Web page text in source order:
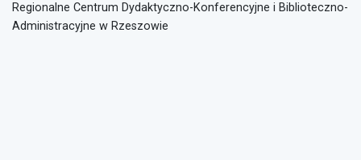
Regionalne Centrum Dydaktyczno-Konferencyjne i Biblioteczno-
Administracyjne w Rzeszowie